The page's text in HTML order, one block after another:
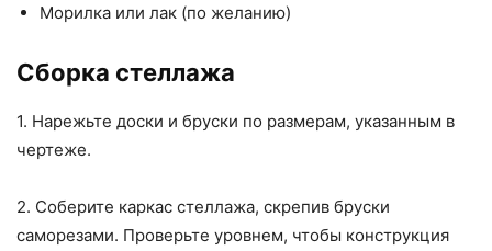
Морилка или лак (по желанию)
Сборка стеллажа
1. Нарежьте доски и бруски по размерам, указанным в
чертеже.
2. Соберите каркас стеллажа, скрепив бруски
саморезами. Проверьте уровнем, чтобы конструкция